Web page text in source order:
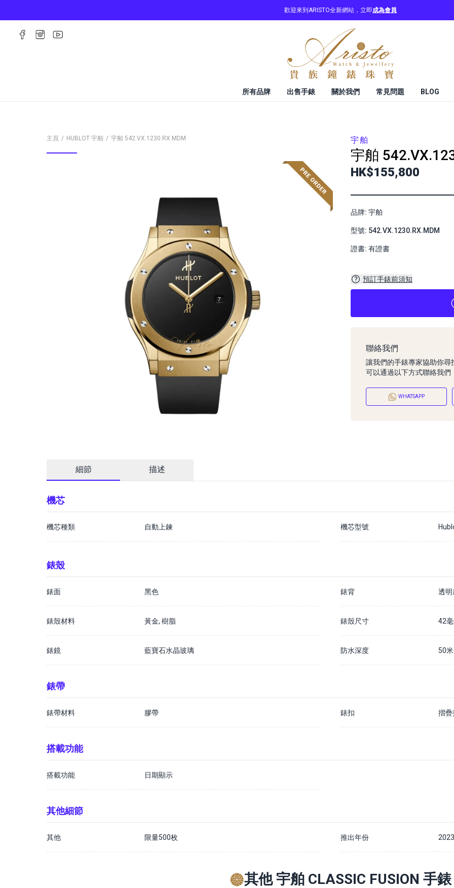
歡迎來到ARISTO全新網站，立即成為會員
所有品牌 出售手錶 關於我們 常見問題 BLOG
主頁 HUBLOT 宇舶 宇舶 542.VX.1230.RX.MDM 宇舶
宇舶
HK$155,800
品牌: 宇舶
型號: 542.VX.1230.RX.MDM
證書: 有證書
預訂手錶前須知
通常情況下，我們預計訂購時間為 7 - 14 個工作日內
詳情請瀏覽我們的預購訂金政策
聯絡我們
讓我們的手錶專家協助你尋
可以通過以下方式聯絡我們
WHATSAPP
細節 描述
機芯
機芯種類 自動上鍊 機芯型號
錶殼
錶面 黑色 錶背 透
錶殼材料 黃金, 樹脂 錶殼尺寸 42
錶鏡 藍寶石水晶玻璃 防水深度 50米
錶帶
錶帶材料 膠帶 錶扣 摺疊
搭載功能
搭載功能 日期顯示
其他細節
其他 限量500枚 推出年份
其他 宇舶 CLASSIC FUSION 手錶